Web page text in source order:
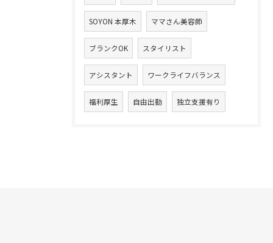
SOYON 本厚木 ママさん美容師
ブランクOK スタイリスト
アシスタント ワークライフバランス
福利厚生 自由出勤 独立支援有り